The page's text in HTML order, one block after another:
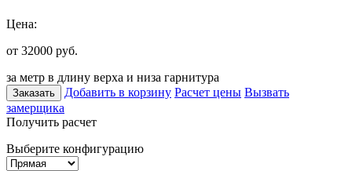
Цена:
от 32000 руб.
за метр в длину верха и низа гарнитура
Заказать Добавить в корзину Расчет цены Вызвать
замерщика
Получить расчет
Выберите конфигурацию